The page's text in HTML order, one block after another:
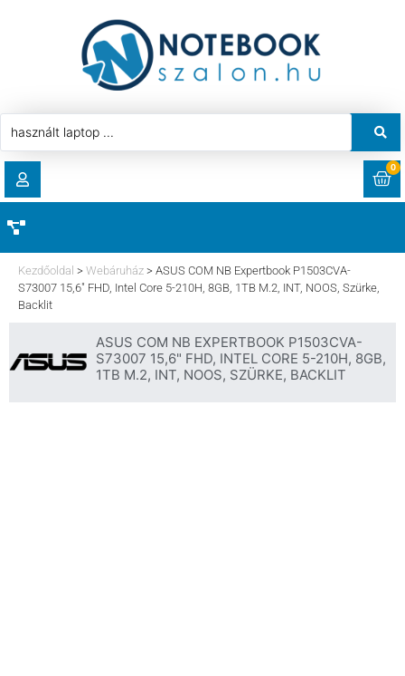
LETÖLTÉSEK
0
HASZNÁLT LAPTOP
AKCIÓ
LAPTOP ALKATRÉSZ
KOMPONENS
Kezdőoldal > Webáruház > ASUS COM NB Expertbook P1503CVA-
S73007 15,6″ FHD, Intel Core 5-210H, 8GB, 1TB M.2, INT, NOOS, Szürke,
Backlit
ASUS COM NB EXPERTBOOK P1503CVA-
S73007 15,6" FHD, INTEL CORE 5-210H, 8GB,
1TB M.2, INT, NOOS, SZÜRKE, BACKLIT